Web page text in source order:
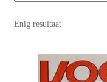
VI’s met Posters
Wie is puntertje
Enig resultaat